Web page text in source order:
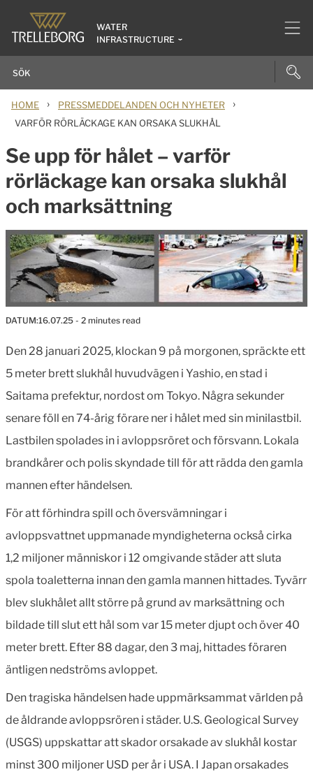
WATER
INFRASTRUCTURE
HOME › PRESSMEDDELANDEN OCH NYHETER ›
VARFÖR RÖRLÄCKAGE KAN ORSAKA SLUKHÅL
Se upp för hålet – varför
rörläckage kan orsaka slukhål
och marksättning
DATUM:16.07.25 - 2 minutes read
Den 28 januari 2025, klockan 9 på morgonen, spräckte ett
5 meter brett slukhål huvudvägen i Yashio, en stad i
Saitama prefektur, nordost om Tokyo. Några sekunder
senare föll en 74-årig förare ner i hålet med sin minilastbil.
Lastbilen spolades in i avloppsröret och försvann. Lokala
brandkårer och polis skyndade till för att rädda den gamla
mannen efter händelsen.
För att förhindra spill och översvämningar i
avloppsvattnet uppmanade myndigheterna också cirka
1,2 miljoner människor i 12 omgivande städer att sluta
spola toaletterna innan den gamla mannen hittades. Tyvärr
blev slukhålet allt större på grund av marksättning och
bildade till slut ett hål som var 15 meter djupt och över 40
meter brett. Efter 88 dagar, den 3 maj, hittades föraren
äntligen nedströms avloppet.
Den tragiska händelsen hade uppmärksammat världen på
de åldrande avloppsrören i städer. U.S. Geological Survey
(USGS) uppskattar att skador orsakade av slukhål kostar
minst 300 miljoner USD per år i USA. I Japan orsakades